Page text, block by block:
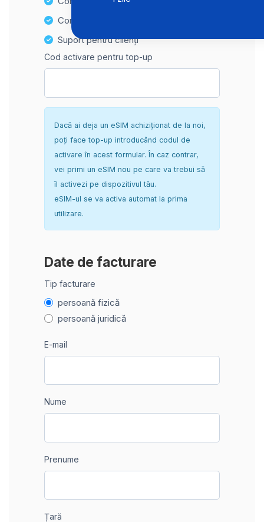
Configurare sigură și fără complicații
Suport pentru clienți
Cod activare pentru top-up
Dacă ai deja un eSIM achiziționat de la noi,
poți face top-up introducând codul de
activare în acest formular. În caz contrar,
vei primi un eSIM nou pe care va trebui să
îl activezi pe dispozitivul tău.
eSIM-ul se va activa automat la prima
utilizare.
Date de facturare
Tip facturare
persoană fizică
persoană juridică
E-mail
Nume
Prenume
Țară